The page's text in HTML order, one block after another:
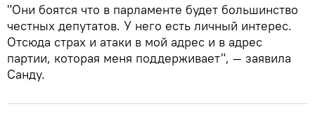
"Они боятся что в парламенте будет большинство
честных депутатов. У него есть личный интерес.
Отсюда страх и атаки в мой адрес и в адрес
партии, которая меня поддерживает", — заявила
Санду.